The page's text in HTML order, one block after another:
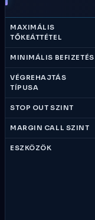
MAXIMÁLIS
TŐKEÁTTÉTEL
MINIMÁLIS BEFIZETÉS
VÉGREHAJTÁS
TÍPUSA
STOP OUT SZINT
MARGIN CALL SZINT
ESZKÖZÖK